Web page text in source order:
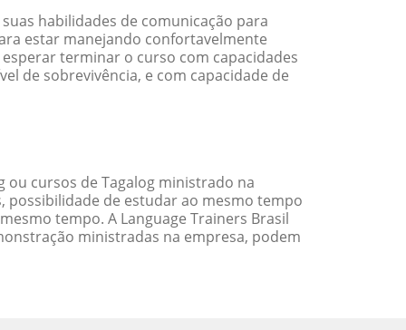
habilidades de comunicação para
estar manejando confortavelmente
terminar o curso com capacidades
de sobrevivência, e com capacidade de
ou cursos de Tagalog ministrado na
possibilidade de estudar ao mesmo tempo
tempo. A Language Trainers Brasil
ministradas na empresa, podem